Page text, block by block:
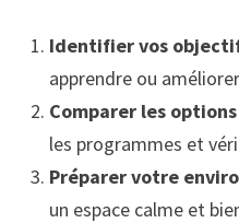
Identifier vos
apprendre ou
Comparer les options
les programmes et
Préparer votre
un espace calme et